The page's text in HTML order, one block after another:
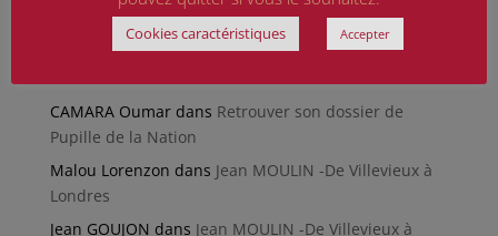
Commentaires récents
CAMARA Oumardans Retrouver son dossier de
Pupille de la Nation
Malou Lorenzon dans Jean MOULIN -De Villevieux à
Londres
Jean GOUJON dans Jean MOULIN -De Villevieux à
Cookies caractéristiques Accepter